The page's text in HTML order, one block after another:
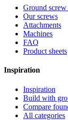
Ground
Our screws
Attachments
Machines
FAQ
Product sheets
Inspiration
Inspiration
Build with
Compare
All categories